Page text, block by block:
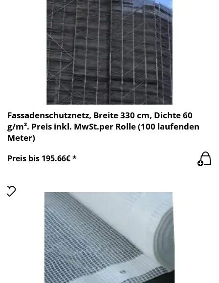
Fassadenschutznetz, Breite 330 cm, Dichte 60
g/m². Preis inkl. MwSt.per Rolle (100 laufenden
Meter)
Preis bis 195.66€ *